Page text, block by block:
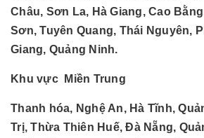
Châu, Sơn La, Hà Giang, Cao
Sơn, Tuyên Quang, Thái Nguyên,
Giang, Quảng Ninh.
Khu vực Miền Trung
Thanh hóa, Nghệ An, Hà Tĩnh,
Trị, Thừa Thiên Huế, Đà Nẵng,